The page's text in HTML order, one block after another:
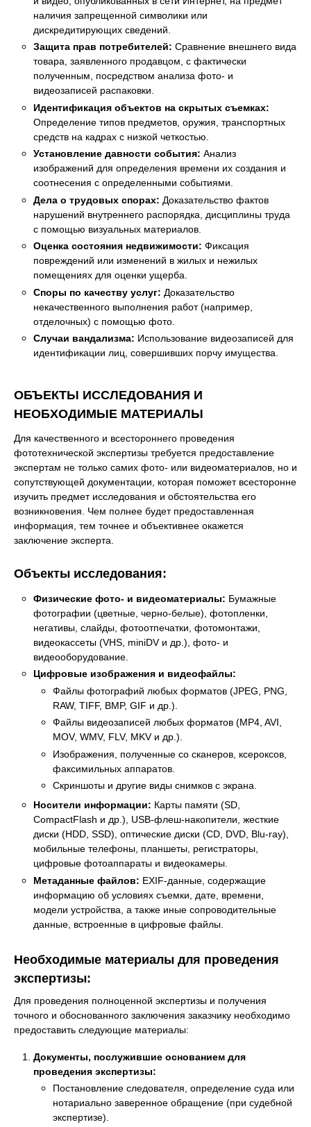
наличия запрещенной символики или
дискредитирующих сведений.
Защита прав потребителей: Сравнение внешнего вида
товара, заявленного продавцом, с фактически
полученным, посредством анализа фото- и
видеозаписей распаковки.
Идентификация объектов на скрытых съемках:
Определение типов предметов, оружия, транспортных
средств на кадрах с низкой четкостью.
Установление давности события: Анализ
изображений для определения времени их создания и
соотнесения с определенными событиями.
Дела о трудовых спорах: Доказательство фактов
нарушений внутреннего распорядка, дисциплины труда
с помощью визуальных материалов.
Оценка состояния недвижимости: Фиксация
повреждений или изменений в жилых и нежилых
помещениях для оценки ущерба.
Споры по качеству услуг: Доказательство
некачественного выполнения работ (например,
отделочных) с помощью фото.
Случаи вандализма: Использование видеозаписей для
идентификации лиц, совершивших порчу имущества.
ОБЪЕКТЫ ИССЛЕДОВАНИЯ И
НЕОБХОДИМЫЕ МАТЕРИАЛЫ
Для качественного и всестороннего проведения
фототехнической экспертизы требуется предоставление
экспертам не только самих фото- или видеоматериалов, но и
сопутствующей документации, которая поможет всесторонне
изучить предмет исследования и обстоятельства его
возникновения. Чем полнее будет предоставленная
информация, тем точнее и объективнее окажется
заключение эксперта.
Объекты исследования:
Физические фото- и видеоматериалы: Бумажные
фотографии (цветные, черно-белые), фотопленки,
негативы, слайды, фотоотпечатки, фотомонтажи,
видеокассеты (VHS, miniDV и др.), фото- и
видеооборудование.
Цифровые изображения и видеофайлы:
Файлы фотографий любых форматов (JPEG, PNG,
RAW, TIFF, BMP, GIF и др.).
Файлы видеозаписей любых форматов (MP4, AVI,
MOV, WMV, FLV, MKV и др.).
Изображения, полученные со сканеров, ксероксов,
факсимильных аппаратов.
Скриншоты и другие виды снимков с экрана.
Носители информации: Карты памяти (SD,
CompactFlash и др.), USB-флеш-накопители, жесткие
диски (HDD, SSD), оптические диски (CD, DVD, Blu-ray),
мобильные телефоны, планшеты, регистраторы,
цифровые фотоаппараты и видеокамеры.
Метаданные файлов: EXIF-данные, содержащие
информацию об условиях съемки, дате, времени,
модели устройства, а также иные сопроводительные
данные, встроенные в цифровые файлы.
Необходимые материалы для проведения
экспертизы:
Для проведения полноценной экспертизы и получения
точного и обоснованного заключения заказчику необходимо
предоставить следующие материалы:
Документы, послужившие основанием для
проведения экспертизы:
Постановление следователя, определение суда или
нотариально заверенное обращение (при судебной
экспертизе).